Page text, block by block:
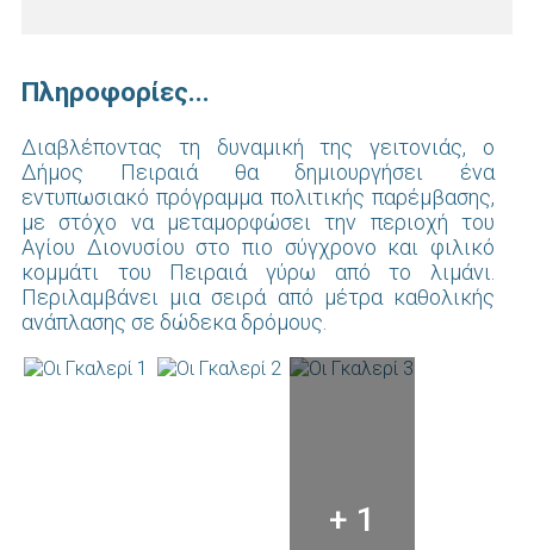
Πληροφορίες...
Διαβλέποντας τη δυναμική της γειτονιάς, ο
Δήμος Πειραιά θα δημιουργήσει ένα
εντυπωσιακό πρόγραμμα πολιτικής παρέμβασης,
με στόχο να μεταμορφώσει την περιοχή του
Αγίου Διονυσίου στο πιο σύγχρονο και φιλικό
κομμάτι του Πειραιά γύρω από το λιμάνι.
Περιλαμβάνει μια σειρά από μέτρα καθολικής
ανάπλασης σε δώδεκα δρόμους.
+ 1